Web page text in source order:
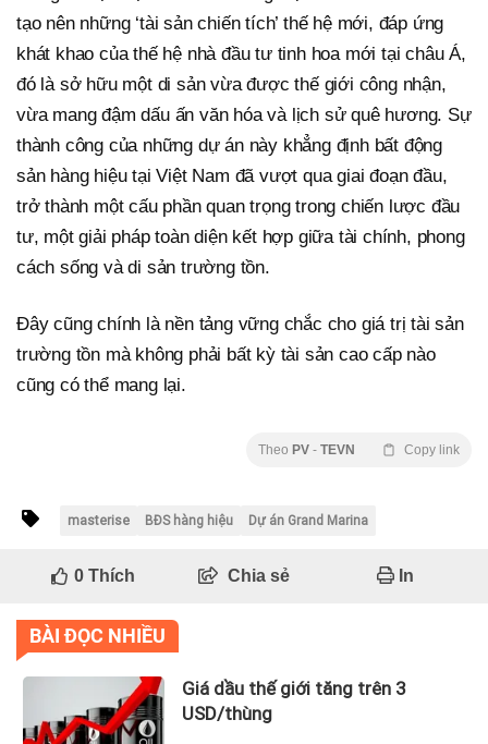
tạo nên những ‘tài sản chiến tích’ thế hệ mới, đáp ứng
khát khao của thế hệ nhà đầu tư tinh hoa mới tại châu Á,
đó là sở hữu một di sản vừa được thế giới công nhận,
vừa mang đậm dấu ấn văn hóa và lịch sử quê hương. Sự
thành công của những dự án này khẳng định bất động
sản hàng hiệu tại Việt Nam đã vượt qua giai đoạn đầu,
trở thành một cấu phần quan trọng trong chiến lược đầu
tư, một giải pháp toàn diện kết hợp giữa tài chính, phong
cách sống và di sản trường tồn.
Đây cũng chính là nền tảng vững chắc cho giá trị tài sản
trường tồn mà không phải bất kỳ tài sản cao cấp nào
cũng có thể mang lại.
Theo PV - TEVN Copy link
masterise BĐS hàng hiệu Dự án Grand Marina
0Thích Chia sẻ In
BÀI ĐỌC NHIỀU
Giá dầu thế giới tăng trên 3
USD/thùng